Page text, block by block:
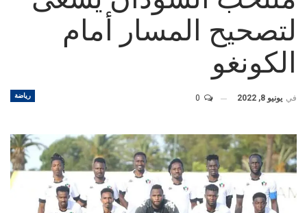
لتصحيح المسار أمام
الكونغو
رياضة في يونيو 8, 2022